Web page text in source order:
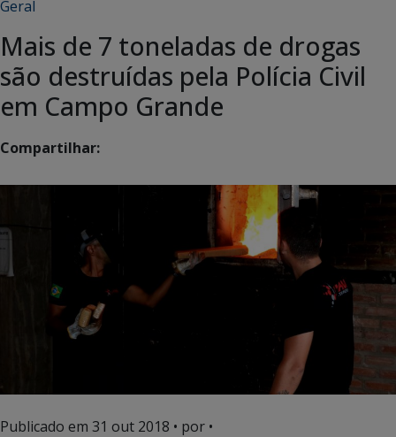
Geral
Mais de 7 toneladas de drogas
são destruídas pela Polícia Civil
em Campo Grande
Compartilhar:
Publicado em 31 out 2018 • por •